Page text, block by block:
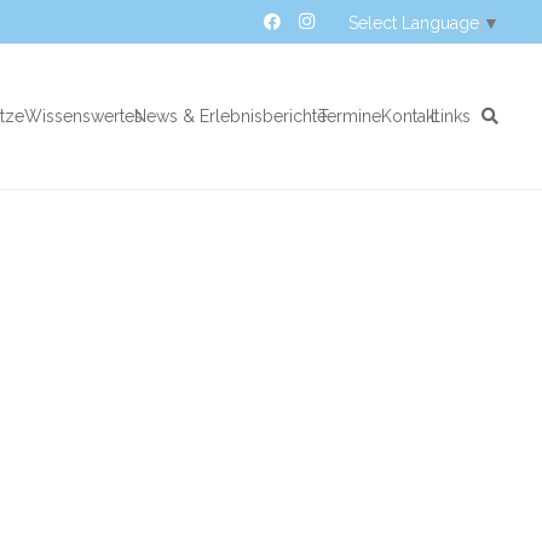
Select Language ▼
WissenswertesNews & ErlebnisberichteTermineKontaktLinks